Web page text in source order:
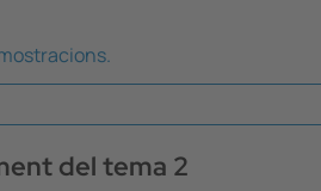
del tema 2